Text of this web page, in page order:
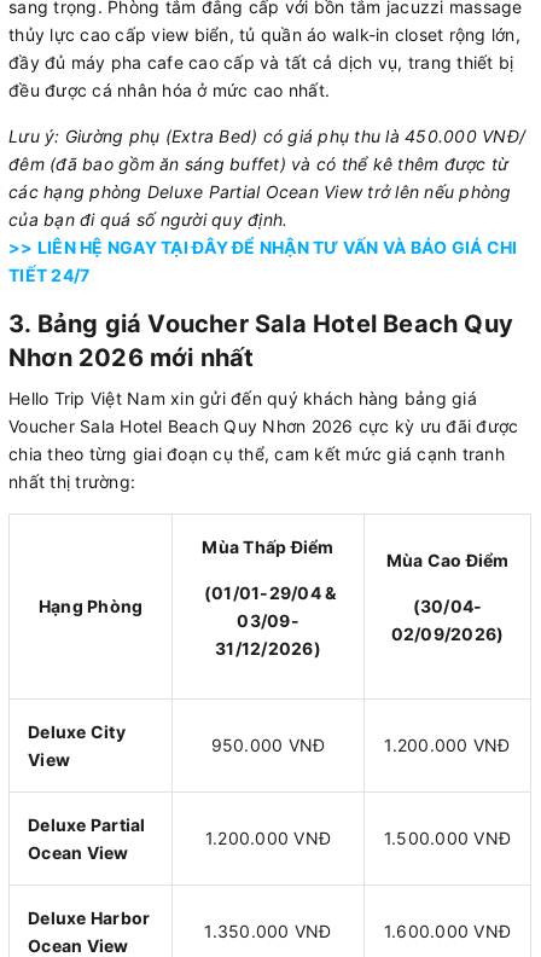
sang trọng. Phòng tắm đẳng cấp với bồn tắm jacuzzi massage
thủy lực cao cấp view biển, tủ quần áo walk-in closet rộng lớn,
đầy đủ máy pha cafe cao cấp và tất cả dịch vụ, trang thiết bị
đều được cá nhân hóa ở mức cao nhất.
Lưu ý: Giường phụ (Extra Bed) có giá phụ thu là 450.000 VNĐ/
đêm (đã bao gồm ăn sáng buffet) và có thể kê thêm được từ
các hạng phòng Deluxe Partial Ocean View trở lên nếu phòng
của bạn đi quá số người quy định.
>> LIÊN HỆ NGAY TẠI ĐÂY ĐỂ NHẬN TƯ VẤN VÀ BÁO GIÁ CHI
TIẾT 24/7
3. Bảng giá Voucher Sala Hotel Beach Quy
Nhơn 2026 mới nhất
Hello Trip Việt Nam xin gửi đến quý khách hàng bảng giá
Voucher Sala Hotel Beach Quy Nhơn 2026 cực kỳ ưu đãi được
chia theo từng giai đoạn cụ thể, cam kết mức giá cạnh tranh
nhất thị trường:
Hạng Phòng
Mùa Thấp Điểm
(01/01-29/04 &
03/09-
31/12/2026)
Mùa Cao Điểm
(30/04-
02/09/2026)
Deluxe City
View
950.000 VNĐ 1.200.000 VNĐ
Deluxe Partial
Ocean View
1.200.000 VNĐ 1.500.000 VNĐ
Deluxe Harbor
Ocean View
1.350.000 VNĐ 1.600.000 VNĐ